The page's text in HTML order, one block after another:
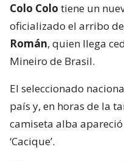
Colo Colo tiene un
oficializado el arribo
Román, quien llega
Mineiro de Brasil.
El seleccionado
país y, en horas de la
camiseta alba apareció
‘Cacique’.